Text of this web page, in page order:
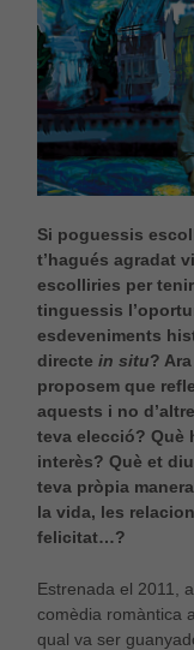
Si poguessis
t’hagués agradat
escolliries per
tinguessis
esdeveniments
directe in situ?
proposem que
aquests i no
teva elecció? Què
interès? Què et
teva pròpia
la vida, les
felicitat…?
Estrenada el 2011,
comèdia romàntica
qual va ser